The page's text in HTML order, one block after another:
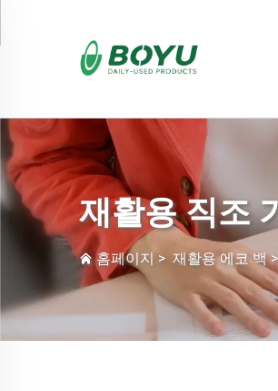
재활용 직조
홈페이지 > 재활용 에코 백